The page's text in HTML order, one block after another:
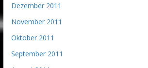
Dezember 2011
November 2011
Oktober 2011
September 2011